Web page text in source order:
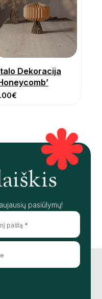
Dekoracija
€
pasiūlymų!